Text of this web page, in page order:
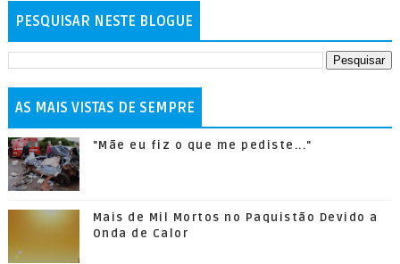
PESQUISAR NESTE BLOGUE
AS MAIS VISTAS DE SEMPRE
"Mãe eu fiz o que me pediste..."
Mais de Mil Mortos no Paquistão Devido a
Onda de Calor